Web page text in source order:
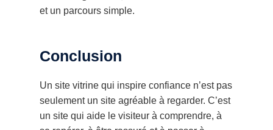
et un parcours simple.
Conclusion
Un site vitrine qui inspire confiance n’est pas
seulement un site agréable à regarder. C’est
un site qui aide le visiteur à comprendre, à